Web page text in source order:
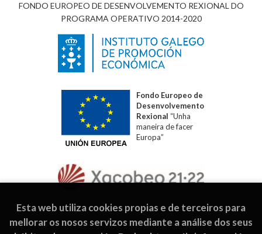
FONDO EUROPEO DE DESENVOLVEMENTO REXIONAL DO
PROGRAMA OPERATIVO 2014-2020
Fondo Europeo de
Desenvolvemento
Rexional “Unha
maneira de facer
Europa”
Esta web utiliza cookies propias e de terceiros para
mellorar os nosos servizos mediante a análise dos seus